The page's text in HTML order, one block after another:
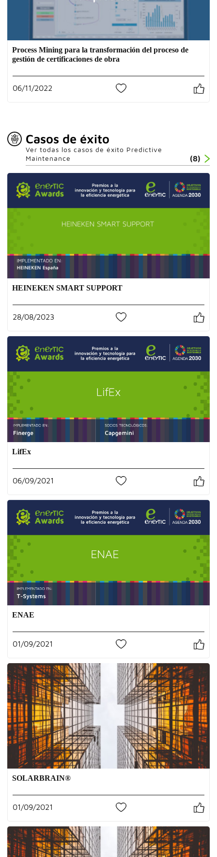
Process Mining para la transformación del proceso de
gestión de certificaciones de obra
06/11/2022
Casos de éxito
Ver todas los casos de éxito Predictive
Maintenance
(8)
HEINEKEN SMART SUPPORT
28/08/2023
LifEx
06/09/2021
ENAE
01/09/2021
SOLARBRAIN®
01/09/2021